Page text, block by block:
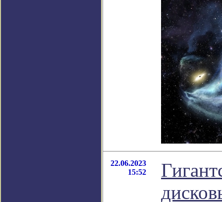
22.06.2023
15:52